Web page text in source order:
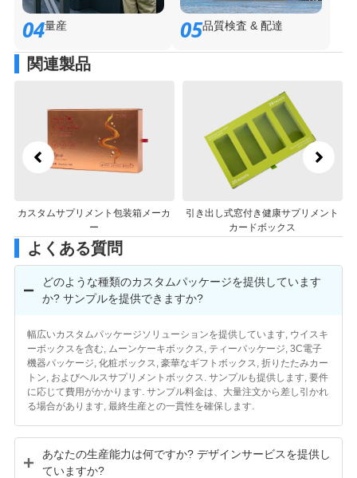
04量産 05品質検査 & 配達
関連製品
ント包装箱メーカ
引き出し式窓付き健康サプリメント
洗練された & 豪華健
よくある質問
どのような種類のカスタムパッケージを提供しています
か? サンプルを提供できますか?
幅広いカスタムパッケージソリューションを提供しています, ウイスキ
ーボックスを含む, ムーンケーキボックス, ティーパッケージ, 3C電子
機器パッケージ, 化粧ボックス, 豪華なギフトボックス, 折りたたみカー
トン, およびヘルスサプリメントボックス. サンプルも提供します, 要件
に応じて費用がかかります. サンプル料金は、大量注文から差し引かれ
る場合があります, 最終生産との一貫性を確保します.
あなたの生産能力は何ですか? デザインサービスを提供し
ていますか?